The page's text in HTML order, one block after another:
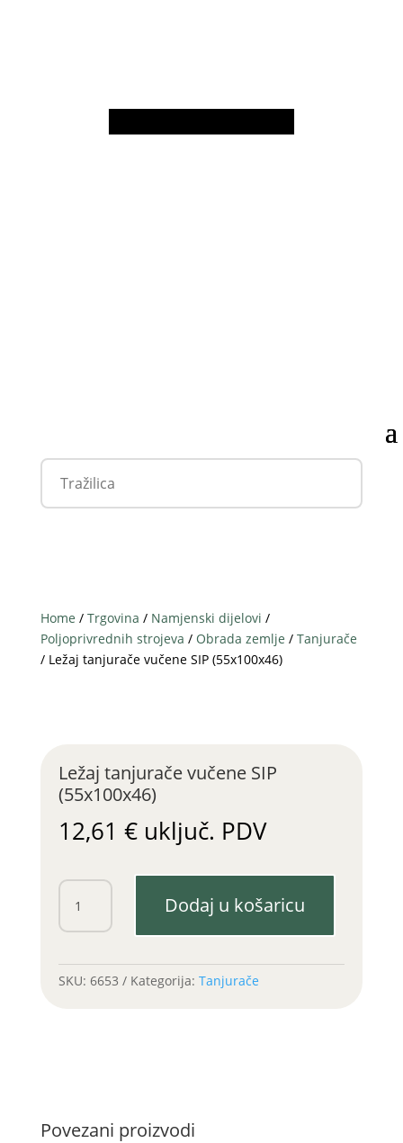
Home / Trgovina / Namjenski dijelovi /
Poljoprivrednih strojeva / Obrada zemlje / Tanjurače
/ Ležaj tanjurače vučene SIP (55x100x46)
Ležaj tanjurače vučene SIP
(55x100x46)
12,61 € uključ. PDV
Ležaj
tanjurače
vučene
Dodaj u košaricu
SKU: 6653 Kategorija: Tanjurače
Povezani proizvodi